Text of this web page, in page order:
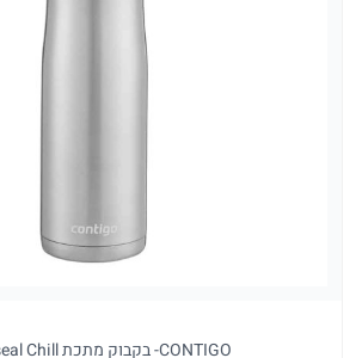
CONTIGO- בקבוק מתכת Autoseal Chill